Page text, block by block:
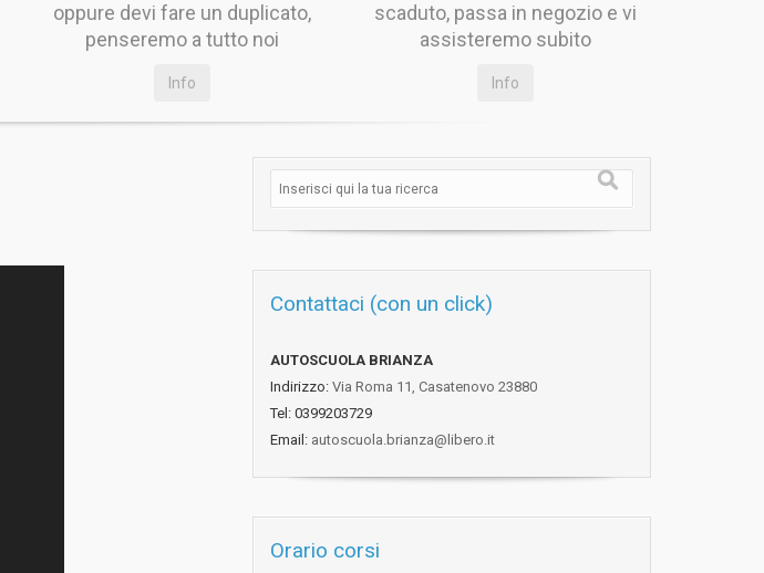
oppure devi fare un duplicato,
penseremo a tutto noi
Info
scaduto, passa in negozio e vi
assisteremo subito
Info
Contattaci (con un click)
AUTOSCUOLA BRIANZA
Indirizzo: Via Roma 11, Casatenovo 23880
Tel: 0399203729
Email: autoscuola.brianza@libero.it
Orario corsi